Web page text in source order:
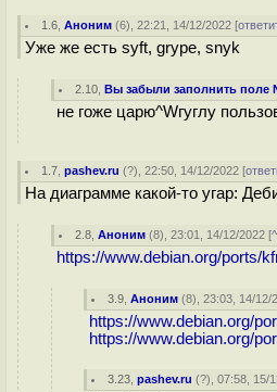
1.6 ,Аноним (6), 22:21, 14/12/2022 [
Уже же есть syft, grype, snyk
2.10 ,Вы забыли заполнить поле
не гоже царю^Wгуглу
1.7 ,pashev.ru (?), 22:50, 14/12/2022 [
На диаграмме какой-то угар:
2.8 ,Аноним (8), 23:01, 14/12/2022 [^
https://www.debian.org/ports/
3.9 ,Аноним (8), 23:03, 14/12/
https://www.debian.org/
https://www.debian.org/
3.23 ,pashev.ru (?), 07:58, 15/